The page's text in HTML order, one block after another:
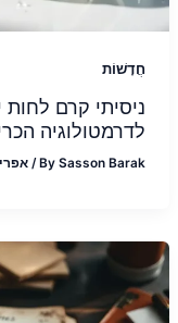
חֲדָשׁוֹת
לדרמטולוגיה
BySasson Barak
/ אפריל 19,